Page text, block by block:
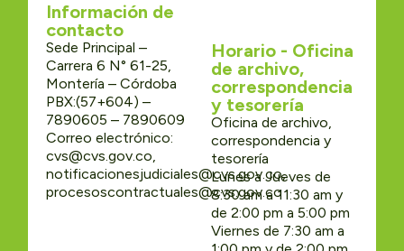
Información de
contacto
Sede Principal –
Carrera 6 N° 61-25,
Montería – Córdoba
PBX:(57+604) –
7890605 – 7890609
Correo electrónico:
cvs@cvs.gov.co,
notificacionesjudiciales@cvs.gov.co,
procesoscontractuales@cvs.gov.co
Horario - Oficina
de archivo,
correspondencia
y tesorería
Oficina de archivo,
correspondencia y
tesorería
Lunes a Jueves de
8:30 am a 11:30 am y
de 2:00 pm a 5:00 pm
Viernes de 7:30 am a